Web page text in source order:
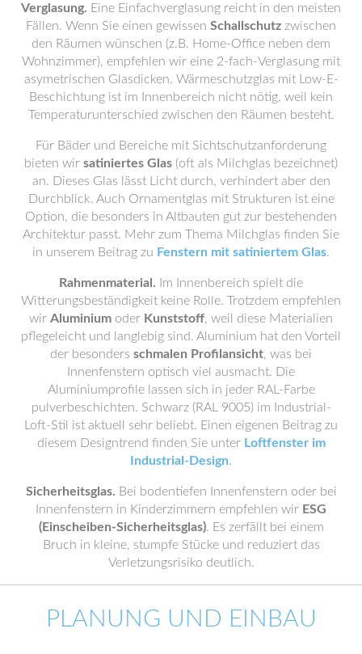
Verglasung. Eine Einfachverglasung reicht in den meisten
Fällen. Wenn Sie einen gewissen Schallschutz zwischen
den Räumen wünschen (z.B. Home-Office neben dem
Wohnzimmer), empfehlen wir eine 2-fach-Verglasung mit
asymetrischen Glasdicken. Wärmeschutzglas mit Low-E-
Beschichtung ist im Innenbereich nicht nötig, weil kein
Temperaturunterschied zwischen den Räumen besteht.
Für Bäder und Bereiche mit Sichtschutzanforderung
bieten wir satiniertes Glas (oft als Milchglas bezeichnet)
an. Dieses Glas lässt Licht durch, verhindert aber den
Durchblick. Auch Ornamentglas mit Strukturen ist eine
Option, die besonders in Altbauten gut zur bestehenden
Architektur passt. Mehr zum Thema Milchglas finden Sie
in unserem Beitrag zu Fenstern mit satiniertem Glas.
Rahmenmaterial. Im Innenbereich spielt die
Witterungsbeständigkeit keine Rolle. Trotzdem empfehlen
wir Aluminium oder Kunststoff, weil diese Materialien
pflegeleicht und langlebig sind. Aluminium hat den Vorteil
der besonders schmalen Profilansicht, was bei
Innenfenstern optisch viel ausmacht. Die
Aluminiumprofile lassen sich in jeder RAL-Farbe
pulverbeschichten. Schwarz (RAL 9005) im Industrial-
Loft-Stil ist aktuell sehr beliebt. Einen eigenen Beitrag zu
diesem Designtrend finden Sie unter Loftfenster im
Industrial-Design.
Sicherheitsglas. Bei bodentiefen Innenfenstern oder bei
Innenfenstern in Kinderzimmern empfehlen wir ESG
(Einscheiben-Sicherheitsglas). Es zerfällt bei einem
Bruch in kleine, stumpfe Stücke und reduziert das
Verletzungsrisiko deutlich.
PLANUNG UND EINBAU